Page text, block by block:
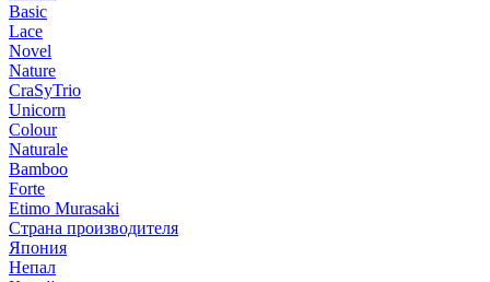
Basic
Lace
Novel
Nature
CraSyTrio
Unicorn
Colour
Naturale
Bamboo
Forte
Etimo Murasaki
Страна производителя
Япония
Непал